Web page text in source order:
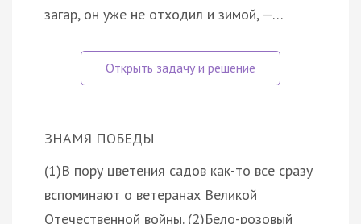
загар, он уже не отходил и зимой, —…
ЗНАМЯ ПОБЕДЫ
(1)В пору цветения садов как-то все сразу
вспоминают о ветеранах Великой
Отечественной войны. (2)Бело-розовый